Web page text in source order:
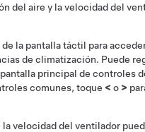
del aire y la velocidad del
la pantalla táctil para
de climatización. Puede
principal de controles
comunes, toque < o >
velocidad del ventilador